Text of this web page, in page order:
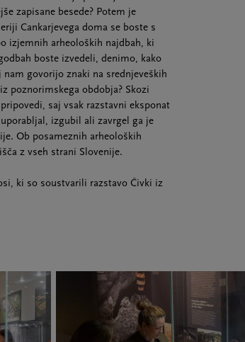
zapisane besede? Potem je
Cankarjevega doma se boste s
izjemnih arheoloških najdbah, ki
boste izvedeli, denimo, kako
govorijo znaki na srednjeveških
poznorimskega obdobja? Skozi
saj vsak razstavni eksponat
izgubil ali zavrgel ga je
Ob posameznih arheoloških
z vseh strani Slovenije.
ki so soustvarili razstavo Čivki iz